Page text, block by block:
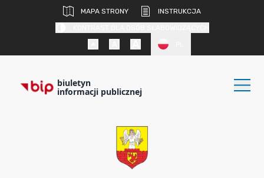
MAPA STRONY
INSTRUKCJA
biuletyn
informacji publicznej